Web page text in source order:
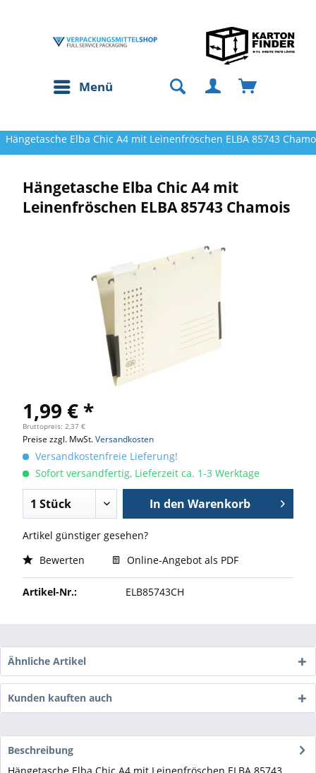
Menü
Hängetasche Elba Chic A4 mit Leinenfröschen ELBA 85743
Hängetasche Elba Chic A4 mit
Leinenfröschen ELBA 85743 Chamois
1,99 € *
Bruttopreis: 2,37 €
Preise zzgl. MwSt.Versandkosten
Versandkostenfreie Lieferung!
Sofort versandfertig, Lieferzeit ca. 1-3 Werktage
In den Warenkorb
Artikel günstiger gesehen?
Bewerten
Online-Angebot als PDF
Artikel-Nr.: ELB85743CH
Ähnliche Artikel
Kunden kauften auch
Beschreibung